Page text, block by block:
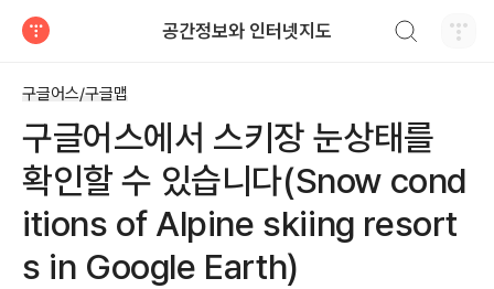
공간정보와 인터넷지도
구글어스/구글맵
구글어스에서 스키장 눈상태를
확인할 수 있습니다(Snow cond
itions of Alpine skiing resort
s in Google Earth)